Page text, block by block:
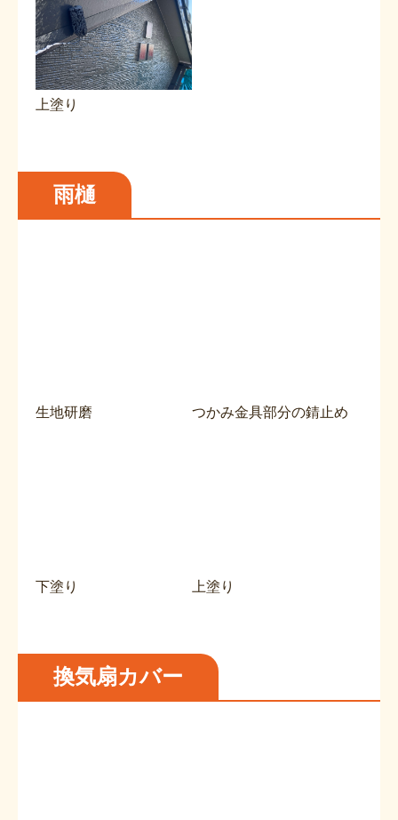
上塗り
雨樋
生地研磨 つかみ金具部分の錆止め
下塗り 上塗り
換気扇カバー